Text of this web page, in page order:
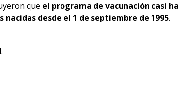
que el programa de vacunación casi ha
desde el 1 de septiembre de 1995.
.